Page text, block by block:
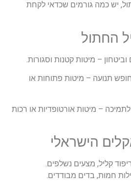
יש כמה גורמים שכדאי לקחת
וביטחון – מיטות קטנות וסגורות.
תנועה – מיטות פתוחות או
– מיטות אורטופדיות או רכות
קליל, מצעים נשלפים.
חמות, בדים מבודדים.